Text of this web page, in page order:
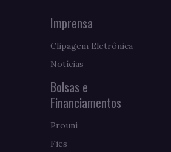
Imprensa
Clipagem Eletrônica
Notícias
Bolsas e
Financiamentos
Prouni
Fies